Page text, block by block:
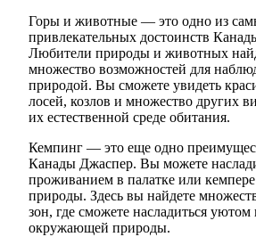
Горы и животные — это одно из
привлекательных достоинств
Любители природы и животных
множество возможностей для
природой. Вы сможете увидеть
лосей, козлов и множество других
их естественной среде обитания.
Кемпинг — это еще одно
Канады Джаспер. Вы можете
проживанием в палатке или
природы. Здесь вы найдете
зон, где сможете насладиться
окружающей природы.